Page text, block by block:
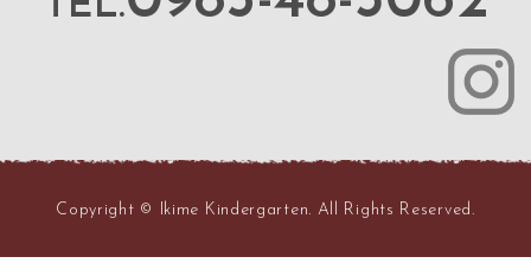
Copyright © Ikime Kindergarten. All Rights Reserved.